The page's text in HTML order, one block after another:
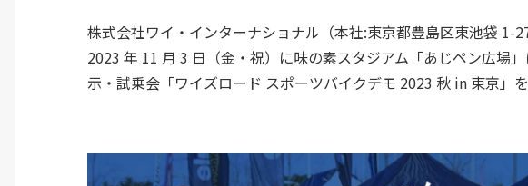
株式会社ワイ・インターナショナル（本社:東京都豊島区東池袋 1-
2023 年 11 月 3 日（金・祝）に味の素スタジアム「あじペン広場
示・試乗会「ワイズロード スポーツバイクデモ 2023 秋 in 東京」を